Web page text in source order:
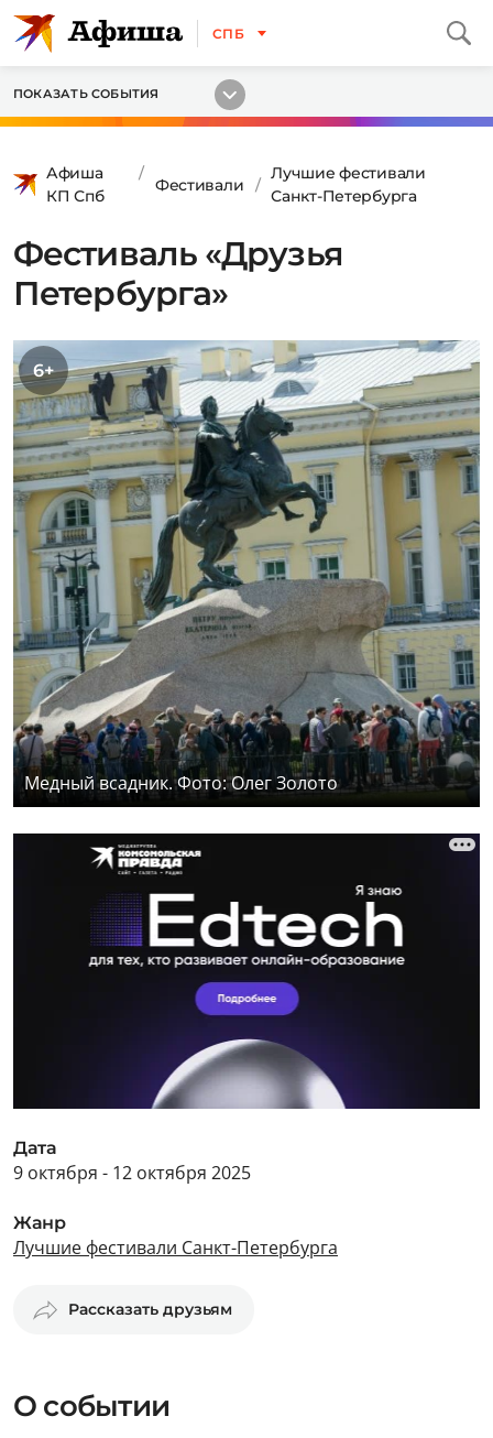
СПБ
ПОКАЗАТЬ СОБЫТИЯ
Афиша
КП Спб
Фестивали
Лучшие фестивали
Санкт-Петербурга
Фестиваль «Друзья
Петербурга»
6+
Медный всадник. Фото: Олег Золото
Дата
9 октября - 12 октября 2025
Жанр
Лучшие фестивали Санкт-Петербурга
Рассказать друзьям
О событии